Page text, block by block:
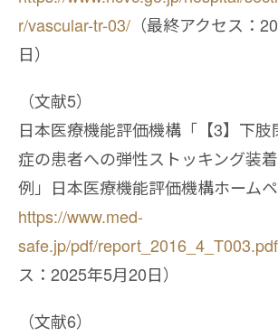
r/vascular-tr-03/ （最終アクセス：
日）
（文献5）
日本医療機能評価機構「【3】下
症の患者への弾性ストッキング装
例」日本医療機能評価機構ホーム
https://www.med-
safe.jp/pdf/report_2016_4_T003.pdf
ス：2025年5月20日）
（文献6）